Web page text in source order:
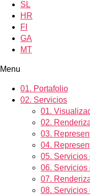
SL
HR
FI
GA
MT
Menu
01. Portafolio
02. Servicios
01.
02.
03.
04.
05. Servicios
06. Servicios
07.
08. Servicios